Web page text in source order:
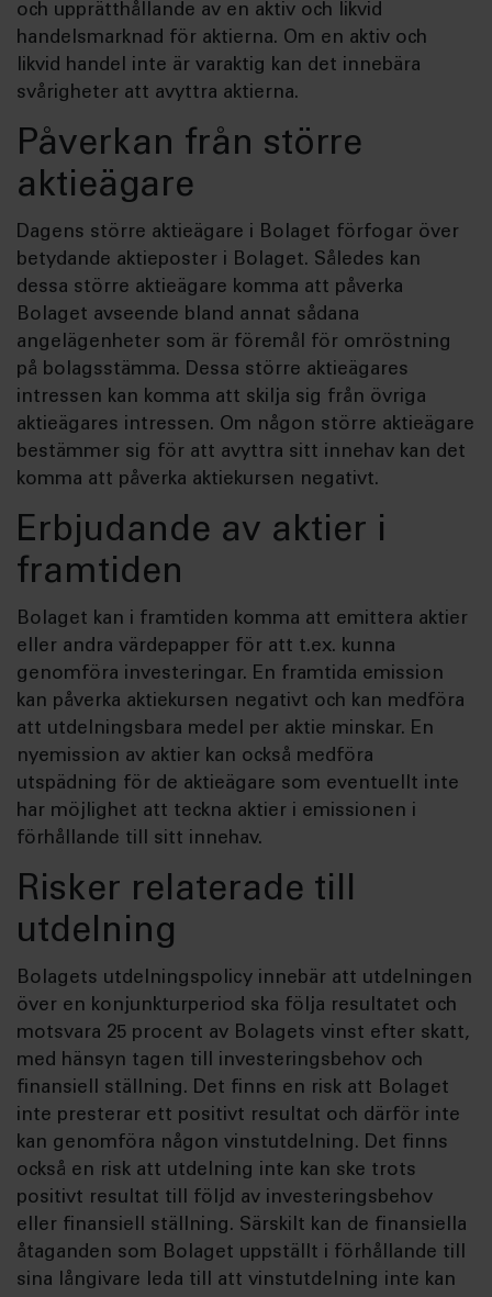
och upprätthållande av en aktiv och likvid
handelsmarknad för aktierna. Om en aktiv och
likvid handel inte är varaktig kan det innebära
svårigheter att avyttra aktierna.
Påverkan från större
aktieägare
Dagens större aktieägare i Bolaget förfogar över
betydande aktieposter i Bolaget. Således kan
dessa större aktieägare komma att påverka
Bolaget avseende bland annat sådana
angelägenheter som är föremål för omröstning
på bolagsstämma. Dessa större aktieägares
intressen kan komma att skilja sig från övriga
aktieägares intressen. Om någon större aktieägare
bestämmer sig för att avyttra sitt innehav kan det
komma att påverka aktiekursen negativt.
Erbjudande av aktier i
framtiden
Bolaget kan i framtiden komma att emittera aktier
eller andra värdepapper för att t.ex. kunna
genomföra investeringar. En framtida emission
kan påverka aktiekursen negativt och kan medföra
att utdelningsbara medel per aktie minskar. En
nyemission av aktier kan också medföra
utspädning för de aktieägare som eventuellt inte
har möjlighet att teckna aktier i emissionen i
förhållande till sitt innehav.
Risker relaterade till
utdelning
Bolagets utdelningspolicy innebär att utdelningen
över en konjunkturperiod ska följa resultatet och
motsvara 25 procent av Bolagets vinst efter skatt,
med hänsyn tagen till investeringsbehov och
finansiell ställning. Det finns en risk att Bolaget
inte presterar ett positivt resultat och därför inte
kan genomföra någon vinstutdelning. Det finns
också en risk att utdelning inte kan ske trots
positivt resultat till följd av investeringsbehov
eller finansiell ställning. Särskilt kan de finansiella
åtaganden som Bolaget uppställt i förhållande till
sina långivare leda till att vinstutdelning inte kan